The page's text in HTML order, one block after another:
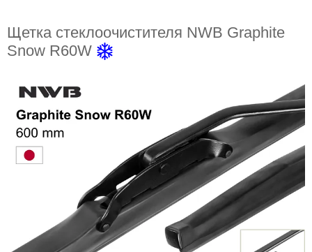
Щетка стеклоочистителя NWB Graphite
Snow R60W